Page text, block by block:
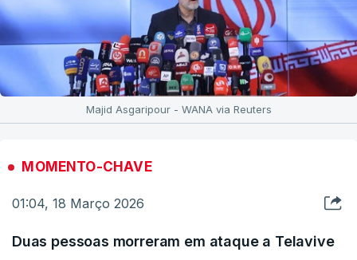
Majid Asgaripour - WANA via Reuters
MOMENTO-CHAVE
01:04, 18 Março 2026
Duas pessoas morreram em ataque a Telavive